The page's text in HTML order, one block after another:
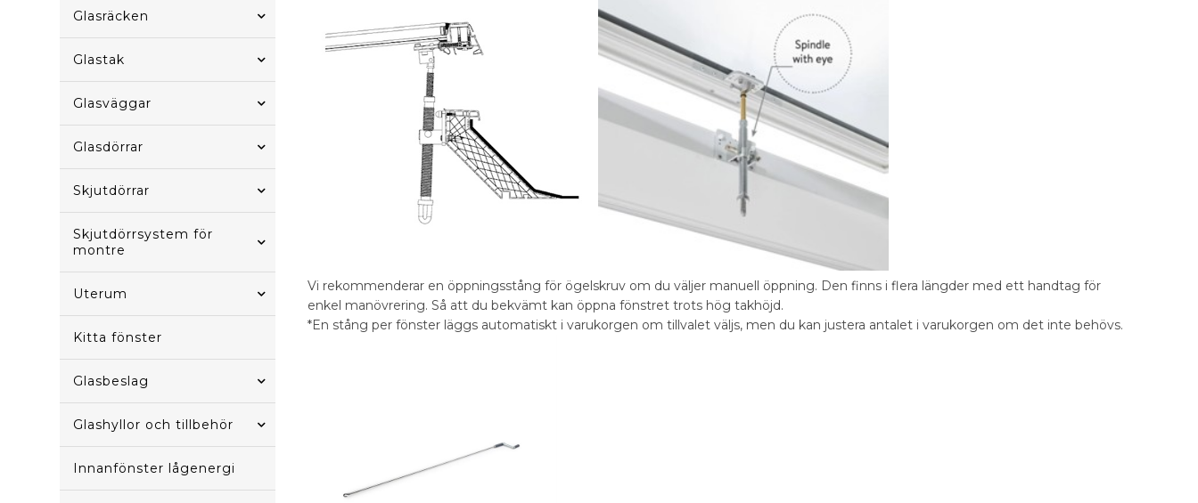
Glasräcken
Glastak
Glasväggar
Glasdörrar
Skjutdörrar
Skjutdörrsystem för
montre
Uterum
Kitta fönster
Glasbeslag
Glashyllor och tillbehör
Innanfönster lågenergi
Vi rekommenderar en öppningsstång för ögelskruv om du väljer manuell öppning. Den finns i flera längder med ett handtag för
enkel manövrering. Så att du bekvämt kan öppna fönstret trots hög takhöjd.
*En stång per fönster läggs automatiskt i varukorgen om tillvalet väljs, men du kan justera antalet i varukorgen om det inte behövs.